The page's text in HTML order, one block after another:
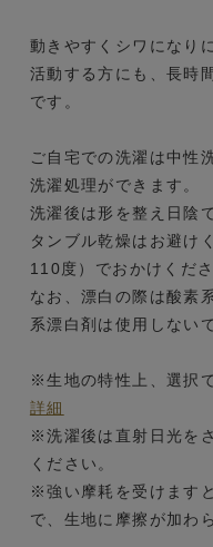
動きやすくシワになり
活動する方にも、長時
です。
ご自宅での洗濯は中性
洗濯処理ができます。
洗濯後は形を整え日陰
タンブル乾燥はお避け
110度）でおかけくださ
なお、漂白の際は酸素
系漂白剤は使用しない
※生地の特性上、選択
詳細
※洗濯後は直射日光を
ください。
※強い摩耗を受けます
で、生地に摩擦が加わ